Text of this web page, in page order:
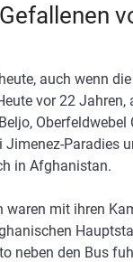
auch wenn
vor 22 Jahren,
Oberfeldwebel
Jimenez-Paradies
in Afghanistan.
waren mit ihren
neben den Bus